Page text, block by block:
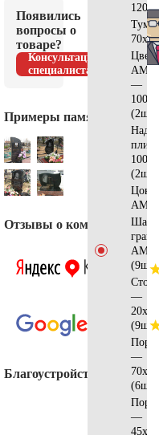
Появились
вопросы о
товаре?
Консультация
специалиста
Примеры памятников
Отзывы о компании
Благоустройство
—
(2шт)
(2шт)
Шар
(9шт)
—
(9шт)
—
(6шт)
—